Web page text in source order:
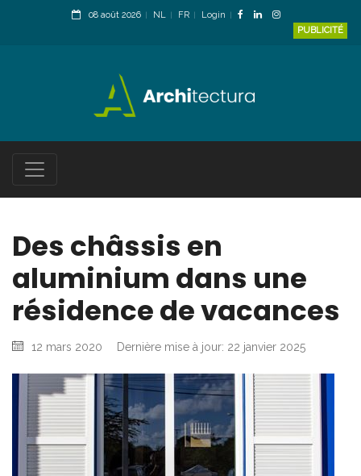
08 août 2026 NL FR
Login
PUBLICITÉ
Des châssis en
aluminium dans une
résidence de vacances
12 mars 2020 Dernière mise à jour: 22 janvier 2025